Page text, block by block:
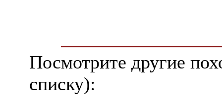
Посмотрите другие
списку):